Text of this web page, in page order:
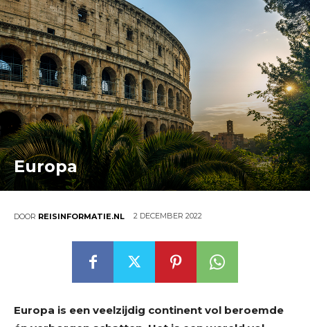
Europa
DOOR REISINFORMATIE.NL 2 DECEMBER 2022
Europa is een veelzijdig continent vol beroemde